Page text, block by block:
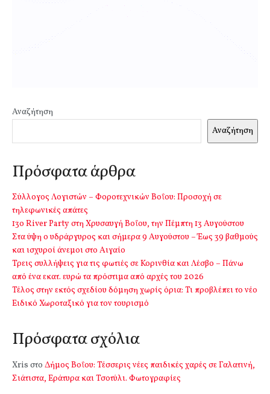
Αναζήτηση
Αναζήτηση
Πρόσφατα άρθρα
Σύλλογος Λογιστών – Φοροτεχνικών Βοΐου: Προσοχή σε
τηλεφωνικές απάτες
13o River Party στη Χρυσαυγή Βοΐου, την Πέμπτη 13 Αυγούστου
Στα ύψη ο υδράργυρος και σήμερα 9 Αυγούστου – Έως 39 βαθμούς
και ισχυροί άνεμοι στο Αιγαίο
Τρεις συλλήψεις για τις φωτιές σε Κορινθία και Λέσβο – Πάνω
από ένα εκατ. ευρώ τα πρόστιμα από αρχές του 2026
Τέλος στην εκτός σχεδίου δόμηση χωρίς όρια: Τι προβλέπει το νέο
Ειδικό Χωροταξικό για τον τουρισμό
Πρόσφατα σχόλια
Xris στο Δήμος Βοΐου: Τέσσερις νέες παιδικές χαρές σε Γαλατινή,
Σιάτιστα, Εράτυρα και Τσοτύλι. Φωτογραφίες